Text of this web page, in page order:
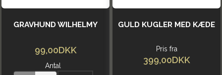
GRAVHUND WILHELMY
99,00DKK
Antal
GULD KUGLER MED KÆDE
Pris fra
399,00DKK